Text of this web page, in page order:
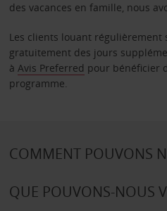
des vacances en famille, nous
Les clients louant régulièrement
gratuitement des jours
à Avis Preferred pour bénéficier
programme.
COMMENT POUVONS
QUE POUVONS-NOUS